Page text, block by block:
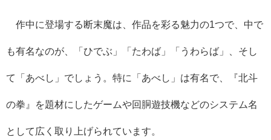
作中に登場する断末魔は、作品を彩る魅力の1つで、中で
も有名なのが、「ひでぶ」「たわば」「うわらば」、そし
て「あべし」でしょう。特に「あべし」は有名で、『北斗
の拳』を題材にしたゲームや回胴遊技機などのシステム名
として広く取り上げられています。